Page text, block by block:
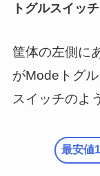
トグルスイッチ
筐体の左側に
がModeトグ
スイッチのよ
最安値